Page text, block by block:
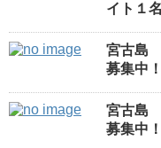
イト１
宮古島
募集中！
宮古島
募集中！